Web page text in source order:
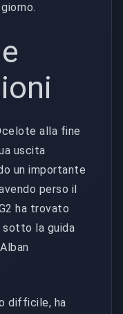
alla fine
uscita
un importante
perso il
ha trovato
sotto la guida
difficile, ha